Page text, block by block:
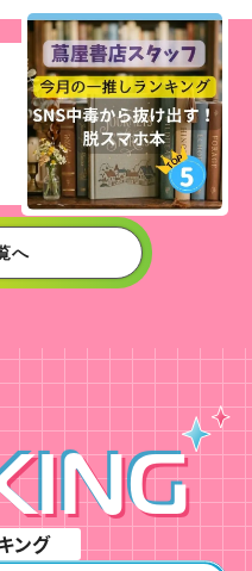
へ
ング